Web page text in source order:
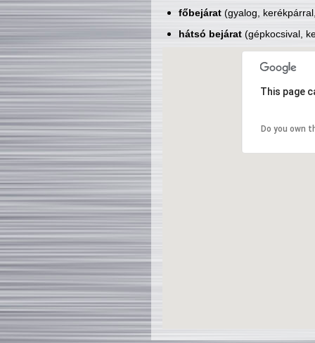
főbejárat(gyalog,
hátsó bejárat(gépkocsival,
This page
Do you own